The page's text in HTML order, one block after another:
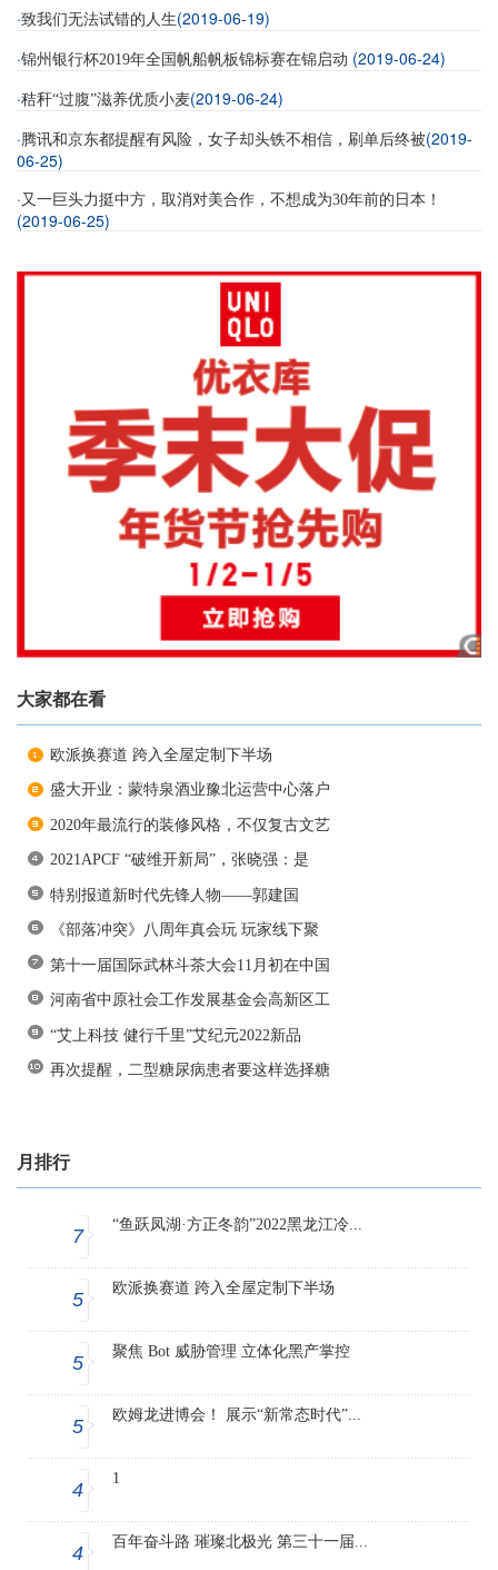
·致我们无法试错的人生(2019-06-19)
·锦州银行杯2019年全国帆船帆板锦标赛在锦启动 (2019-06-24)
·秸秆“过腹”滋养优质小麦(2019-06-24)
·腾讯和京东都提醒有风险，女子却头铁不相信，刷单后终被(2019-
06-25)
· 又一巨头力挺中方，取消对美合作，不想成为30年前的日本！
(2019-06-25)
大家都在看
欧派换赛道 跨入全屋定制下半场
盛大开业：蒙特泉酒业豫北运营中心落户
2020年最流行的装修风格，不仅复古文艺
2021APCF “破维开新局”，张晓强：是
特别报道新时代先锋人物——郭建国
《部落冲突》八周年真会玩 玩家线下聚
第十一届国际武林斗茶大会11月初在中国
河南省中原社会工作发展基金会高新区工
“艾上科技 健行千里”艾纪元2022新品
再次提醒，二型糖尿病患者要这样选择糖
月排行
7
“鱼跃凤湖·方正冬韵”2022黑龙江冷...
5
欧派换赛道 跨入全屋定制下半场
5
聚焦 Bot 威胁管理 立体化黑产掌控
5
欧姆龙进博会！ 展示“新常态时代”...
4
1
4
百年奋斗路 璀璨北极光 第三十一届...